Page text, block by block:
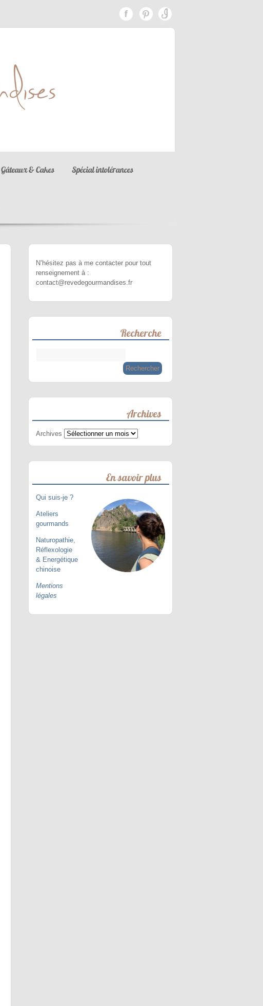
Gâteaux & Cakes Spécial intolérances
N’hésitez pas à me contacter pour tout
renseignement à :
contact@revedegourmandises.fr
Recherche
Archives
Archives
En savoir plus
Qui suis-je ?
Ateliers
gourmands
Naturopathie,
Réflexologie
& Energétique
chinoise
Mentions
légales